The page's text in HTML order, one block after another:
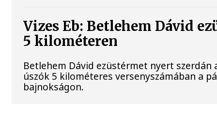
Vizes Eb: Betlehem Dávid
5 kilométeren
Betlehem Dávid ezüstérmet nyert szerdán
úszók 5 kilométeres versenyszámában a
bajnokságon.